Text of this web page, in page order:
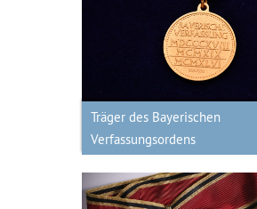
Träger des Bayerischen
Verfassungsordens
Träger des Bayerischen
Verfassungsordens